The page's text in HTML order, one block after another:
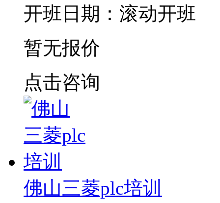
开班日期：滚动开班
暂无报价
点击咨询
佛山三菱plc培训